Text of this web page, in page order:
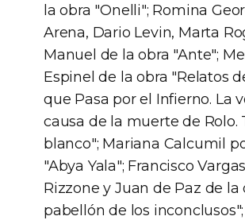
la obra "Onelli"; Romina
Arena, Dario Levin, Marta
Manuel de la obra "Ante";
Espinel de la obra "Relatos
que Pasa por el Infierno. La
causa de la muerte de Rolo.
blanco"; Mariana Calcumil
"Abya Yala"; Francisco
Rizzone y Juan de Paz de la
pabellón de los